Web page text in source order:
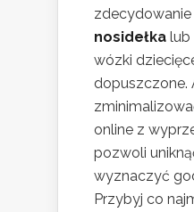
nosidełka lub
wózki
dopuszczone.
online z
pozwoli
wyznaczyć
Przybyj co